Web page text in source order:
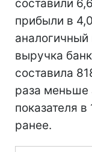
составили
прибыли в
выручка
составила
раза меньше
показателя
ранее.